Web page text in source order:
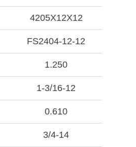
4205X12X12
FS2404-12-12
1.250
1-3/16-12
0.610
3/4-14